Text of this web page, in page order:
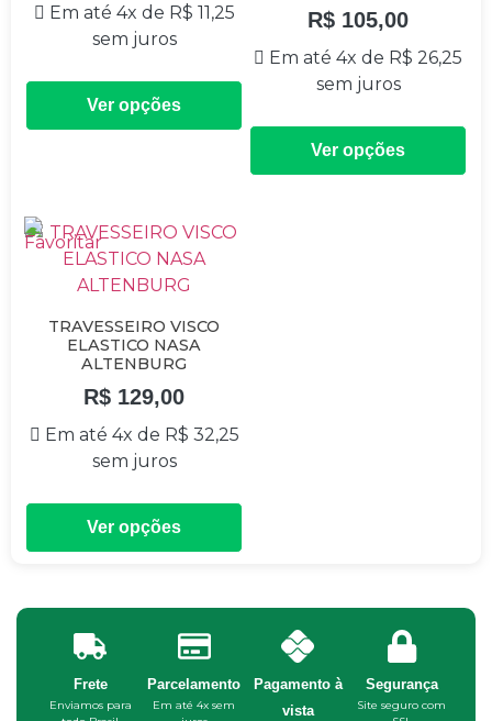
Em até 4x de R$ 11,25
sem juros
Ver opções
R$ 105,00
Em até 4x de R$ 26,25
sem juros
Ver opções
TRAVESSEIRO VISCO
ELASTICO NASA
ALTENBURG
R$ 129,00
Em até 4x de R$ 32,25
sem juros
Ver opções
Frete
Enviamos para
Parcelamento
Em até 4x sem
Pagamento à
vista
Segurança
Site seguro com